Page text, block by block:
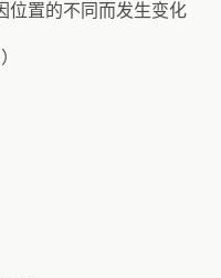
位置的不同而发生变化